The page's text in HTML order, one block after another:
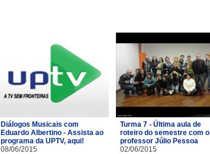
Diálogos Musicais com
Eduardo Albertino - Assista ao
programa da UPTV, aqui!
08/06/2015
Turma 7 - Última aula de
roteiro do semestre com o
professor Júlio Pessoa
02/06/2015